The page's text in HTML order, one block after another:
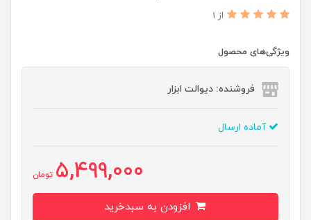
از 1
ویژگی‌های محصول
فروشنده: دیوالت ابزار
آماده ارسال
5,499,000 تومان